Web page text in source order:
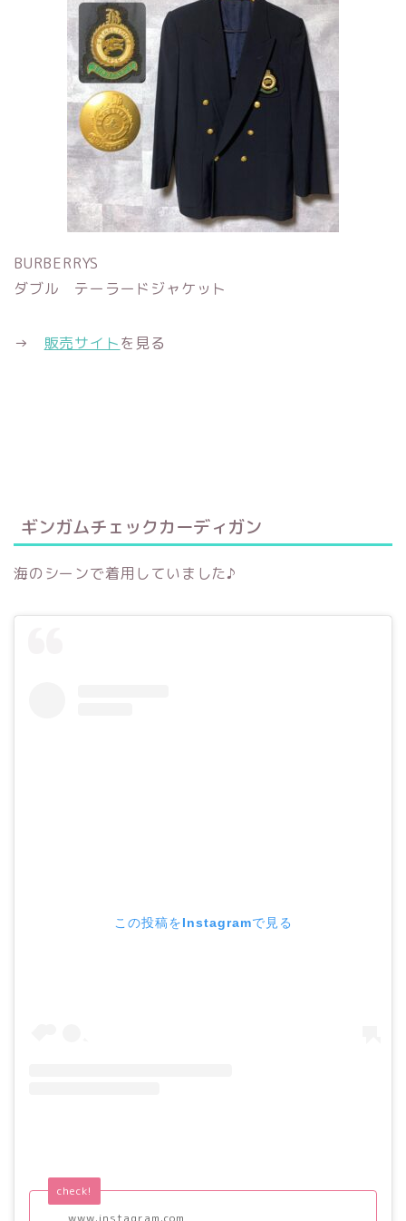
BURBERRYS
ダブル テーラードジャケット
→ 販売サイトを見る
ギンガムチェックカーディガン
海のシーンで着用していました♪
この投稿をInstagramで見る
check!